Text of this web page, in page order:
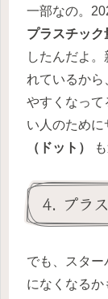
一部なの。
プラスチッ
したんだよ
れているか
やすくなって
い人のため
（ドット）
4. プラ
でも、スタ
になくなるか